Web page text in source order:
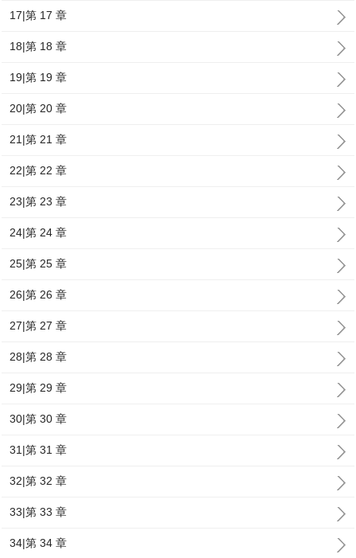
17|第 17 章
18|第 18 章
19|第 19 章
20|第 20 章
21|第 21 章
22|第 22 章
23|第 23 章
24|第 24 章
25|第 25 章
26|第 26 章
27|第 27 章
28|第 28 章
29|第 29 章
30|第 30 章
31|第 31 章
32|第 32 章
33|第 33 章
34|第 34 章